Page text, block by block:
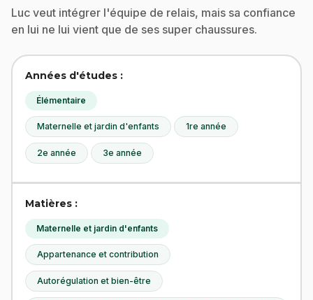
Luc veut intégrer l'équipe de relais, mais sa confiance
en lui ne lui vient que de ses super chaussures.
Années d'études :
Élémentaire
Maternelle et jardin d'enfants 1re année
2e année 3e année
Matières :
Maternelle et jardin d'enfants
Appartenance et contribution
Autorégulation et bien-être